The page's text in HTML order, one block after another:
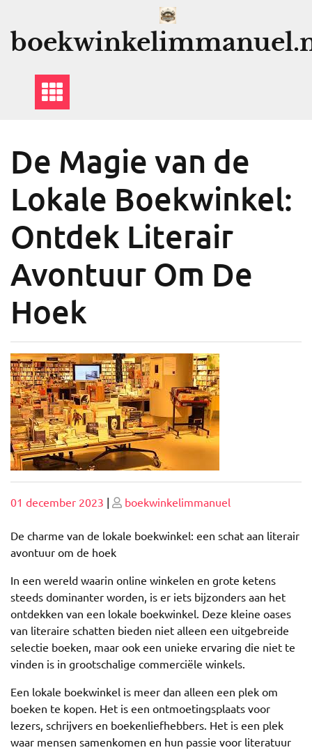
De Magie van de
Lokale Boekwinkel:
Ontdek Literair
Avontuur Om De
Hoek
Geplaatst
01 december 2023 | Geplaatst
boekwinkelimmanuel
De charme van de lokale boekwinkel: een schat aan literair
avontuur om de hoek
In een wereld waarin online winkelen en grote ketens
steeds dominanter worden, is er iets bijzonders aan het
ontdekken van een lokale boekwinkel. Deze kleine oases
van literaire schatten bieden niet alleen een uitgebreide
selectie boeken, maar ook een unieke ervaring die niet te
vinden is in grootschalige commerciële winkels.
Een lokale boekwinkel is meer dan alleen een plek om
boeken te kopen. Het is een ontmoetingsplaats voor
lezers, schrijvers en boekenliefhebbers. Het is een plek
waar mensen samenkomen en hun passie voor literatuur